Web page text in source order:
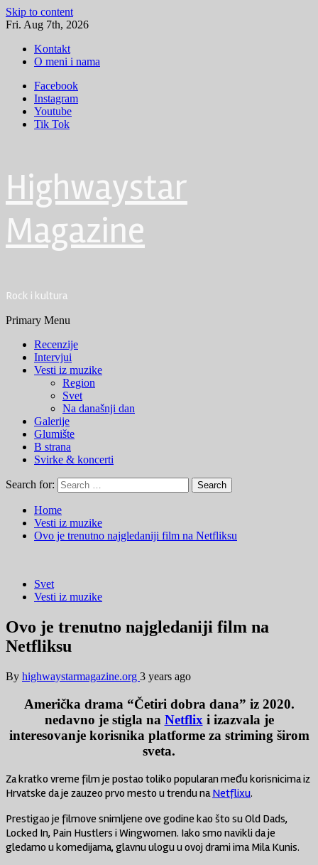
Skip to content
Fri. Aug 7th, 2026
Kontakt
O meni i nama
Facebook
Instagram
Youtube
Tik Tok
Highwaystar
Magazine
Rock i kultura
Primary Menu
Recenzije
Intervjui
Vesti iz muzike
Region
Svet
Na današnji dan
Galerije
Glumište
B strana
Svirke & koncerti
Search for:
Home
Vesti iz muzike
Ovo je trenutno najgledaniji film na Netfliksu
Svet
Vesti iz muzike
Ovo je trenutno najgledaniji film na
Netfliksu
By highwaystarmagazine.org 3 years ago
Američka drama “Četiri dobra dana” iz 2020.
nedavno je stigla na Netflix i izazvala je
interesovanje korisnika platforme za striming širom
sveta.
Za kratko vreme film je postao toliko popularan među korisnicima iz
Hrvatske da je zauzeo prvo mesto u trendu naNetflixu.
Prestigao je filmove snimljene ove godine kao što su Old Dads,
Locked In, Pain Hustlers i Wingwomen. Iako smo navikli da je
gledamo u komedijama, glavnu ulogu u ovoj drami ima Mila Kunis.